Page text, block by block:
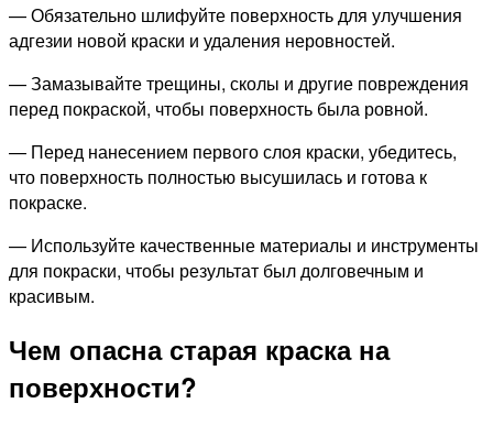
— Обязательно шлифуйте поверхность для улучшения
адгезии новой краски и удаления неровностей.
— Замазывайте трещины, сколы и другие повреждения
перед покраской, чтобы поверхность была ровной.
— Перед нанесением первого слоя краски, убедитесь,
что поверхность полностью высушилась и готова к
покраске.
— Используйте качественные материалы и инструменты
для покраски, чтобы результат был долговечным и
красивым.
Чем опасна старая краска на
поверхности?